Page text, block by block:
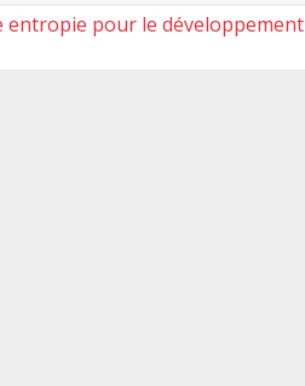
entropie pour le développement